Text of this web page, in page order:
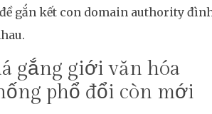
gắn kết con domain authority
gắng giới văn hóa
phổ đổi còn mới